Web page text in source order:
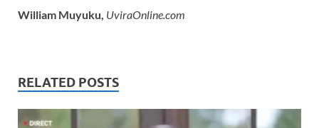
William Muyuku, UviraOnline.com
RELATED POSTS